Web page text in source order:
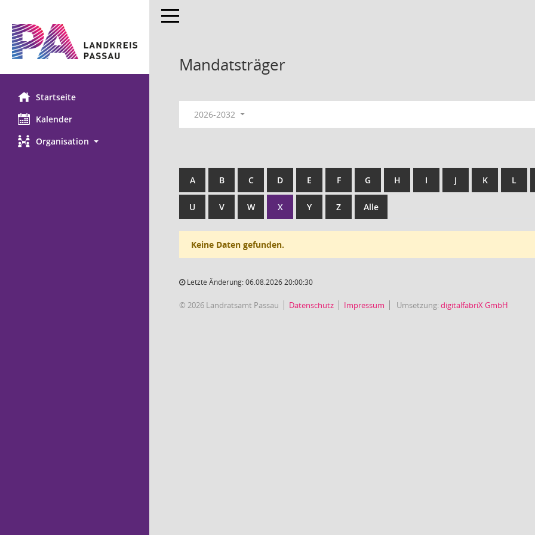
Startseite
Kalender
Organisation
Toggle navigation
Mandatsträger
2026-2032
A B C D E F G H I J K L
U V W X Y Z Alle
Keine Daten gefunden.
Letzte Änderung: 06.08.2026 20:00:30
© 2026 Landratsamt Passau Datenschutz Impressum Umsetzung:digitalfabriX GmbH